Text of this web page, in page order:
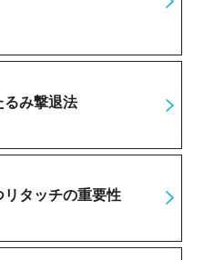
るみ撃退法
タッチの重要性